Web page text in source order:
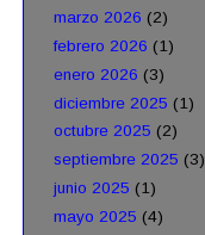
marzo 2026 (2)
febrero 2026 (1)
enero 2026 (3)
diciembre 2025 (1)
octubre 2025 (2)
septiembre 2025 (3)
junio 2025 (1)
mayo 2025 (4)